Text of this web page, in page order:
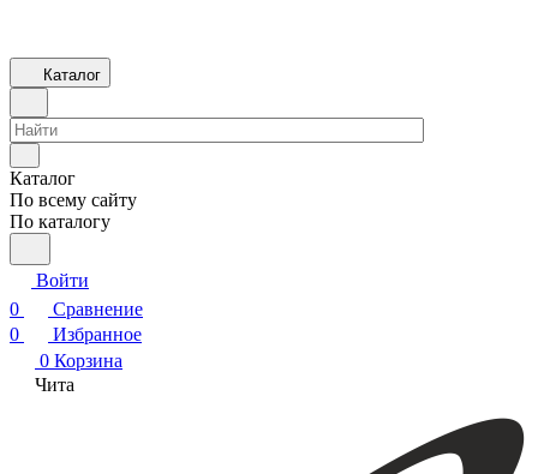
Каталог
Каталог
По всему сайту
По каталогу
Войти
0
Сравнение
0
Избранное
0 Корзина
Чита